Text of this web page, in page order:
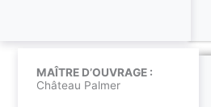
MAÎTRE D’OUVRAGE :
Château Palmer